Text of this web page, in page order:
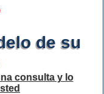
de su
consulta y lo